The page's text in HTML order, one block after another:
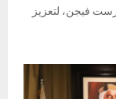
فيجن، لتعزيز